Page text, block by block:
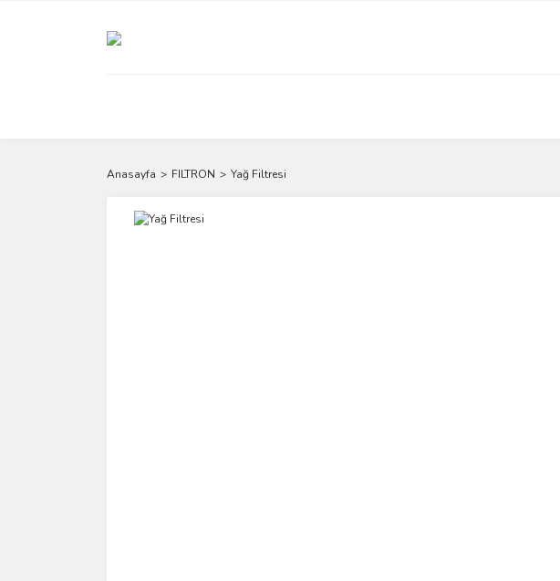
Anasayfa FILTRON Yağ Filtresi